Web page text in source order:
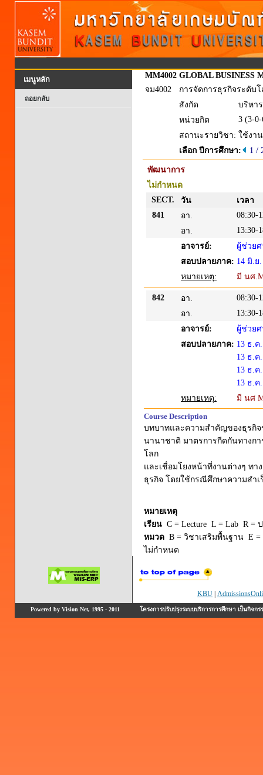
เมนูหลัก
ถอยกลับ
MM4002 GLOBAL BUSINESS
จม4002
การจัดการธุรกิจระดับโ
สังกัด
บริหา
หน่วยกิต
3 (3-
สถานะรายวิชา: ใช้งาน
เลือก ปีการศึกษา:
1 /
พัฒนาการ
ไม่กำหนด
SECT.
วัน
เวลา
841
อา.
08:30-
อา.
13:30-
อาจารย์:
ผู้ช่วย
สอบปลายภาค: 14 มิ.ย
หมายเหตุ:
มี นศ
842 อา.
08:30-
อา.
13:30-
อาจารย์:
ผู้ช่วย
สอบปลายภาค: 13 ธ.ค
13 ธ.ค
13 ธ.ค
13 ธ.ค
หมายเหตุ:
มี นศ
Course Description
บทบาทและความสำคัญของธุรกิ
นานาชาติ มาตรการกีดกันทางก
โลก
และเชื่อมโยงหน้าที่งานต่างๆ ทา
ธุรกิจ โดยใช้กรณีศึกษาความสำ
หมายเหตุ
เรียน C = Lecture L = Lab R =
หมวด B = วิชาเสริมพื้นฐาน E
ไม่กำหนด
KBU
Powered by Vision Net, 1995 - 2011 โครงการปรับปรุงระบบบริการการศึกษา เป็นกิ